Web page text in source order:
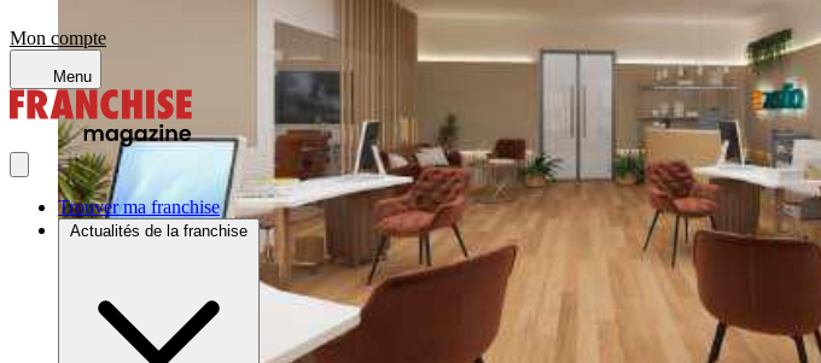
Mon compte
Menu
Trouver ma franchise
Actualités de la franchise